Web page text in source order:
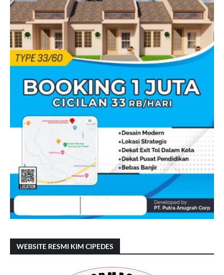
WEBSITE RESMI KIM CIPEDES